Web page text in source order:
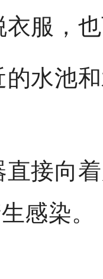
服，
水池
接向
感染。